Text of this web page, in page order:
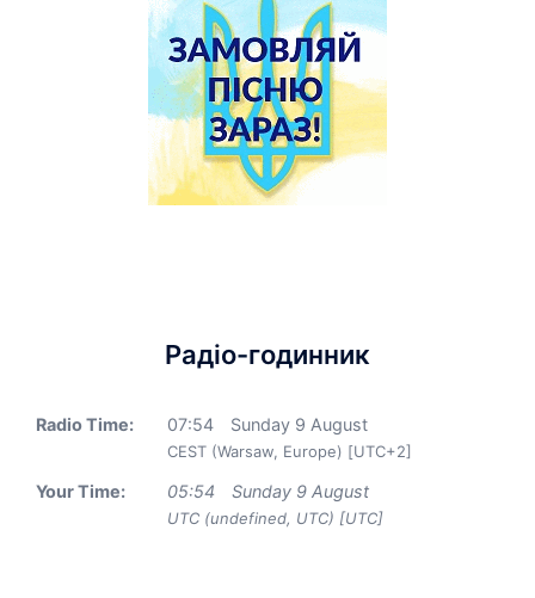
Радіо-годинник
Radio Time: 07:54 Sunday 9 August
CEST (Warsaw, Europe) [UTC+2]
Your Time: 05:54 Sunday 9 August
UTC (undefined, UTC) [UTC]